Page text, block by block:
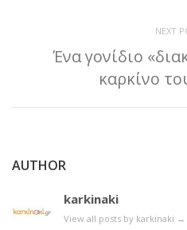
NEXT
Ένα γονίδιο
καρκίνο
AUTHOR
karkinaki
View all posts by karkinaki →